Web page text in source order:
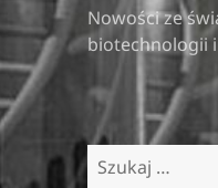
Nowości ze
biotechnologii
Szukaj: